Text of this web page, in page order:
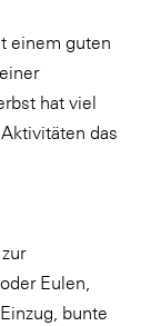
einem guten
hat viel
das
Eulen,
bunte